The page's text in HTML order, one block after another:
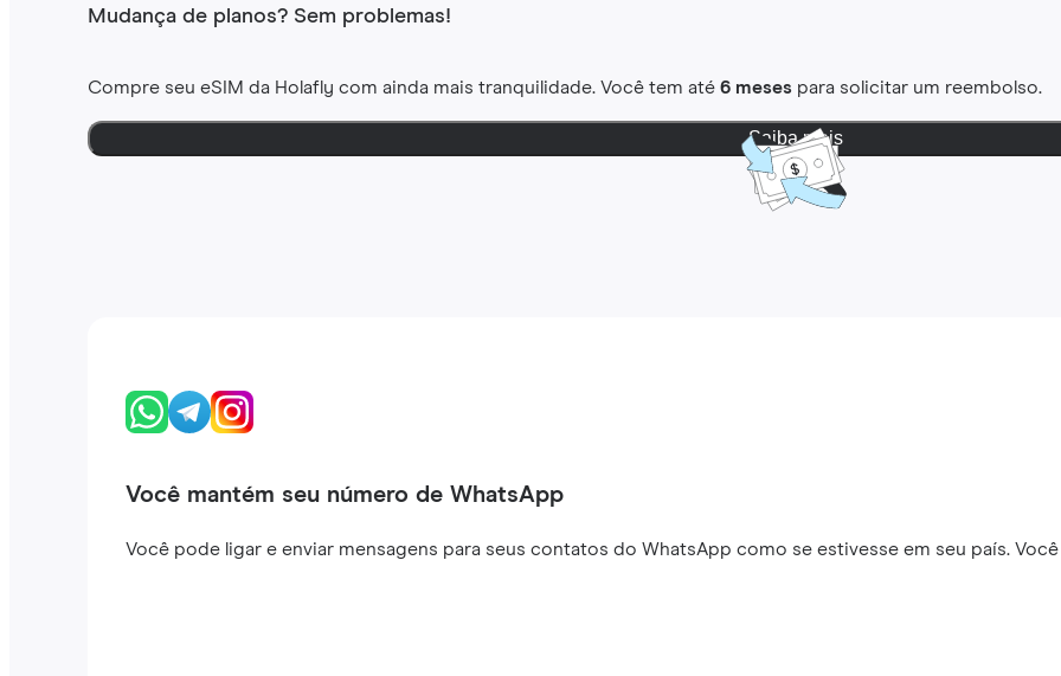
Mudança de planos? Sem problemas!
Compre seu eSIM da Holafly com ainda mais tranquilidade. Você tem até6 meses para solicitar um reembolso.
Saiba mais
Você mantém seu número de WhatsApp
Você pode ligar e enviar mensagens para seus contatos do WhatsApp como se estivesse em seu país.